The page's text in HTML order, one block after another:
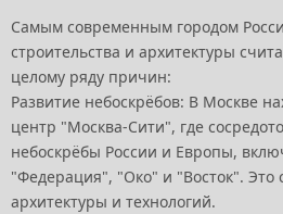
Самым современным городом
строительства и архитектуры
целому ряду причин:
Развитие небоскрёбов: В Москве
центр "Москва-Сити", где
небоскрёбы России и Европы,
"Федерация", "Око" и "Восток". Это
архитектуры и технологий.